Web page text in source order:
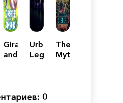
Giraffe
and
Urban
Legends
Body
The
Myth
0